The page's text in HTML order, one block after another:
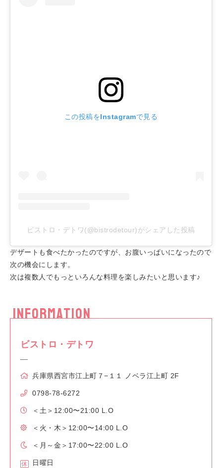
この投稿をInstagramで見る
ビストロ・デトワ(@bistrodetour)がシェアした投稿
デザートも食べたかったのですが、お腹いっぱいになったので
次の機会にします。
次は複数人でもっといろんな料理を楽しみたいと思います♪
INFORMATION
ビストロ・デトワ
兵庫県西宮市江上町７−１１ ノベラ江上町 2F
0798-78-6272
＜土＞12:00〜21:00 L.O
＜火・木＞12:00〜14:00 L.O
＜月～金＞17:00〜22:00 L.O
日曜日